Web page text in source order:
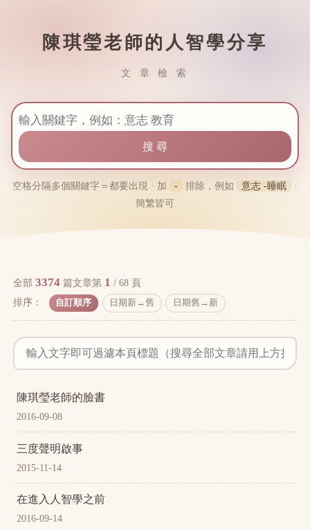
陳琪瑩老師的人智學分享
文 章 檢 索
搜尋
空格分隔多個關鍵字＝都要出現 · 加 - 排除，例如 意志 -睡眠
·
簡繁皆可
全部3374 篇文章第 1 / 68 頁
排序：
自訂順序 日期新→舊 日期舊→新
陳琪瑩老師的臉書
2016-09-08
三度聲明啟事
2015-11-14
在進入人智學之前
2016-09-14